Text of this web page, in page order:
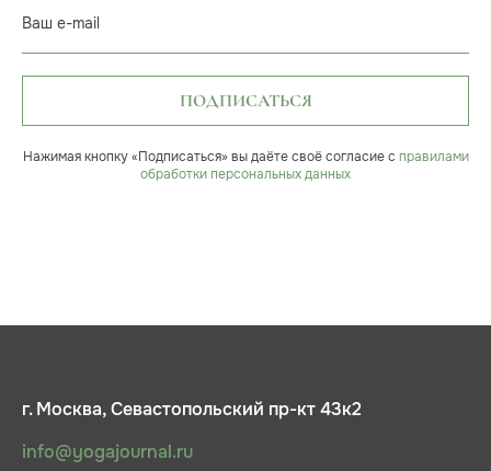
Ваш e-mail
ПОДПИСАТЬСЯ
Нажимая кнопку «Подписаться» вы даёте своё согласие с правилами
обработки персональных данных
г. Москва, Севастопольский пр-кт 43к2
info@yogajournal.ru